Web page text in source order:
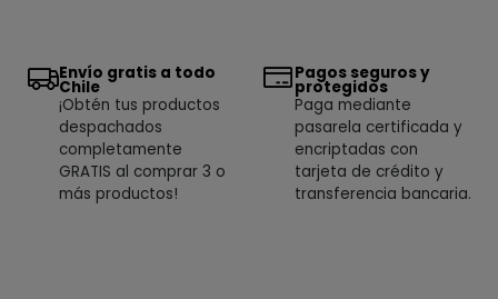
Envío gratis a todo
Chile
¡Obtén tus productos
despachados
completamente
GRATIS al comprar 3 o
más productos!
Pagos seguros y
protegidos
Paga mediante
pasarela certificada y
encriptadas con
tarjeta de crédito y
transferencia bancaria.